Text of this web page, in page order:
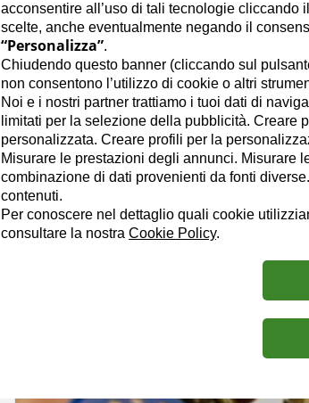
Diego Marenaci
Sono laureato in Scienze Politiche e delle
magistrale in Studi Geopolitici e Internazionali,
di politica e sport.
Portfolio
Unione Europea e difesa
acconsentire all’uso di tali tecnologie cliccando
scelte, anche eventualmente negando il
“Personalizza”.
Chiudendo questo banner (cliccando sul
non consentono l’utilizzo di cookie o altri
Noi e i nostri partner trattiamo i tuoi dati di
limitati per la selezione della pubblicità.
personalizzata. Creare profili per la
Misurare le prestazioni degli annunci. Misurare
combinazione di dati provenienti da fonti
contenuti.
Per conoscere nel dettaglio quali cookie
consultare la nostra Cookie Policy.